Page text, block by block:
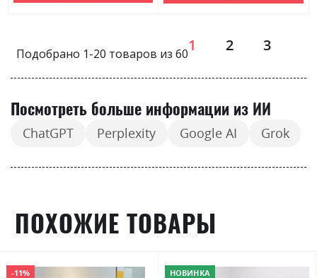
Подобрано 1-20 товаров из 60
Страница
1 2 3
Посмотреть больше информации из ИИ
ChatGPT Perplexity Google AI Grok
ПОХОЖИЕ ТОВАРЫ
-11% НОВИНКА